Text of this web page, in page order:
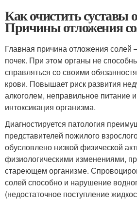
Как очистить суставы
Причины отложения
Главная причина отложения солей
почек. При этом органы не
справляться со своими
крови. Повышает риск развития
алкоголем, неправильное питание
интоксикация организма.
Диагностируется патология
представителей пожилого
обусловлено низкой физической
физиологическими изменениями,
стареющем организме.
солей способно и нарушение
(недостаточное поступление